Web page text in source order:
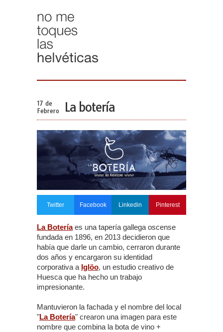
17 de
Febrero
La botería
Twitter Facebook Linkedin Pinterest
La Boteríaes una tapería gallega oscense
fundada en 1896, en 2013 decidieron que
había que darle un cambio, cerraron durante
dos años y encargaron su identidad
corporativa a Iglöo, un estudio creativo de
Huesca que ha hecho un trabajo
impresionante.
Mantuvieron la fachada y el nombre del local
"La Botería" crearon una imagen para este
nombre que combina la bota de vino +